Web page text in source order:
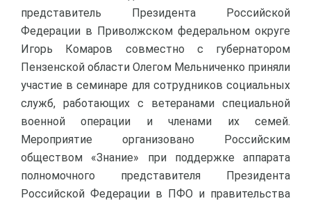
представитель Президента Российской
Федерации в Приволжском федеральном округе
Игорь Комаров совместно с губернатором
Пензенской области Олегом Мельниченко приняли
участие в семинаре для сотрудников социальных
служб, работающих с ветеранами специальной
военной операции и членами их семей.
Мероприятие организовано Российским
обществом «Знание» при поддержке аппарата
полномочного представителя Президента
Российской Федерации в ПФО и правительства